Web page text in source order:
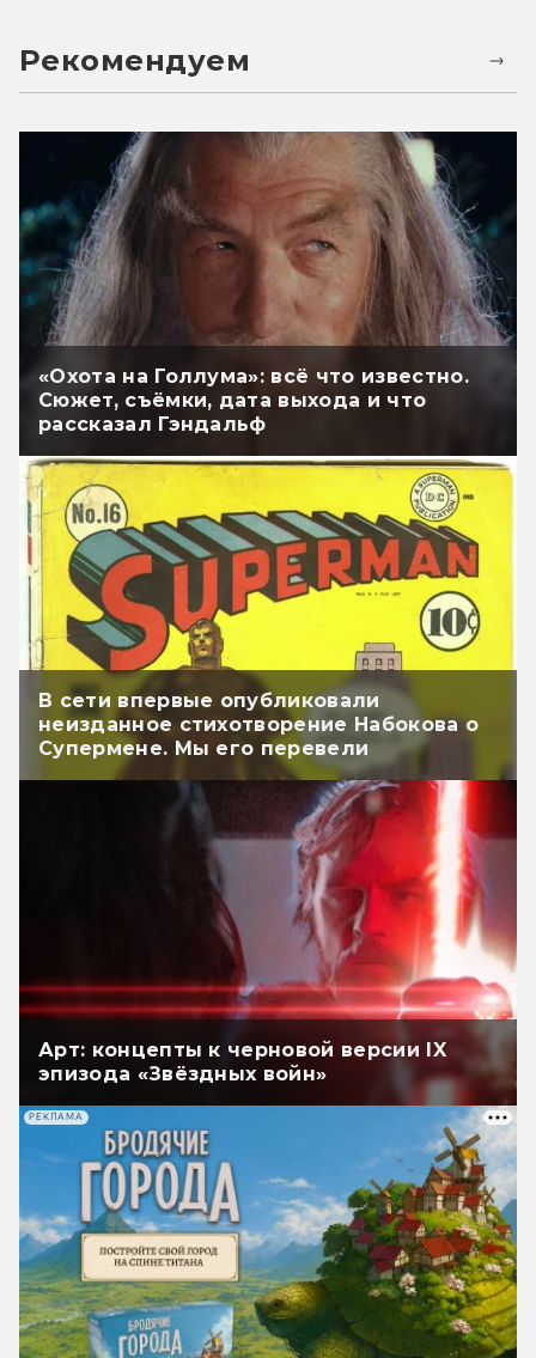
Рекомендуем
«Охота на Голлума»: всё что известно.
Сюжет, съёмки, дата выхода и что
рассказал Гэндальф
В сети впервые опубликовали
неизданное стихотворение Набокова о
Супермене. Мы его перевели
Арт: концепты к черновой версии IX
эпизода «Звёздных войн»
РЕКЛАМА